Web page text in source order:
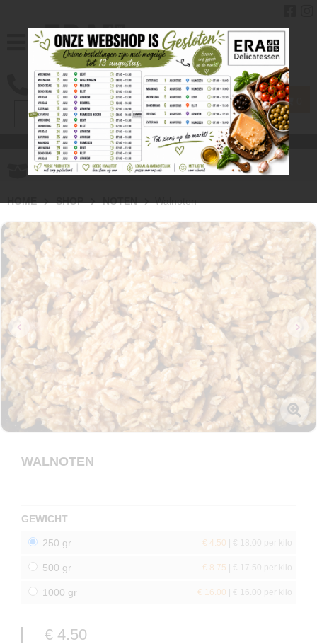
Gratisverzenden vanaf € 40.00
HOME SHOP NOTEN Walnoten
WALNOTEN
GEWICHT
250 gr € 4.50 | € 18.00 per kilo
500 gr € 8.75 | € 17.50 per kilo
1000 gr € 16.00 | € 16.00 per kilo
€ 4.50